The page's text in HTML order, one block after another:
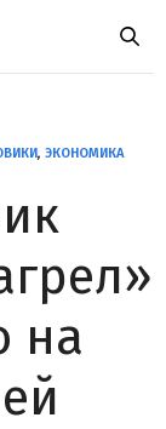
, ЭКОНОМИКА
на